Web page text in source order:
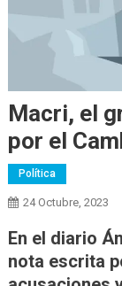
Macri, el
por el
Política
24 Octubre, 2023
En el diario
nota escrita